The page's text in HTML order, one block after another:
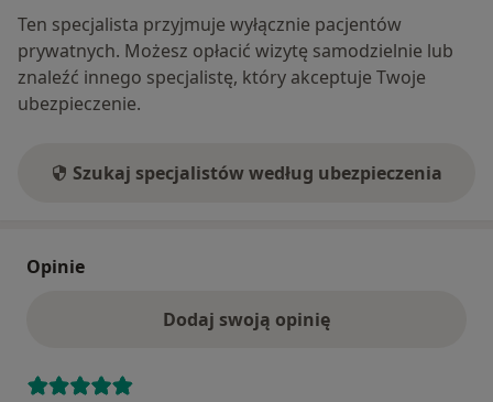
Ten specjalista przyjmuje wyłącznie pacjentów
prywatnych. Możesz opłacić wizytę samodzielnie lub
znaleźć innego specjalistę, który akceptuje Twoje
ubezpieczenie.
Szukaj specjalistów według ubezpieczenia
Opinie
Dodaj swoją opinię